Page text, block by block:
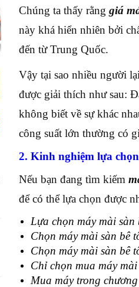
Chúng ta thấy rằng giá
này khá hiển nhiên bởi
đến từ Trung Quốc.
Vậy tại sao nhiều người
được giải thích như sau:
không biết về sự khác
công suất lớn thường có
2. Kinh nghiệm lựa
Nếu bạn đang tìm kiếm
để có thể lựa chọn được
Lựa chọn máy mài
Chọn máy mài sàn bê
Chọn máy mài sàn bê
Chỉ chọn mua máy
Mua máy trong